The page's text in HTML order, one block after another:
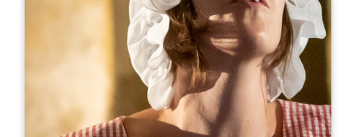
Ab
18€
Château Grand Corbin
2194 route des cabanes
33330 SAINT-EMILION